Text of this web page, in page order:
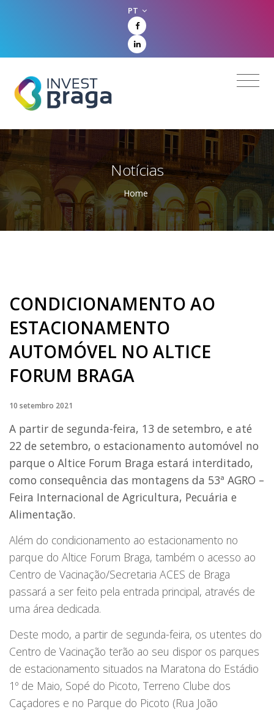
PT
Notícias
Home
CONDICIONAMENTO AO
ESTACIONAMENTO
AUTOMÓVEL NO ALTICE
FORUM BRAGA
10 setembro 2021
A partir de segunda-feira, 13 de setembro, e até
22 de setembro, o estacionamento automóvel no
parque o Altice Forum Braga estará interditado,
como consequência das montagens da 53ª AGRO –
Feira Internacional de Agricultura, Pecuária e
Alimentação.
Além do condicionamento ao estacionamento no
parque do Altice Forum Braga, também o acesso ao
Centro de Vacinação/Secretaria ACES de Braga
passará a ser feito pela entrada principal, através de
uma área dedicada.
Deste modo, a partir de segunda-feira, os utentes do
Centro de Vacinação terão ao seu dispor os parques
de estacionamento situados na Maratona do Estádio
1º de Maio, Sopé do Picoto, Terreno Clube dos
Caçadores e no Parque do Picoto (Rua João